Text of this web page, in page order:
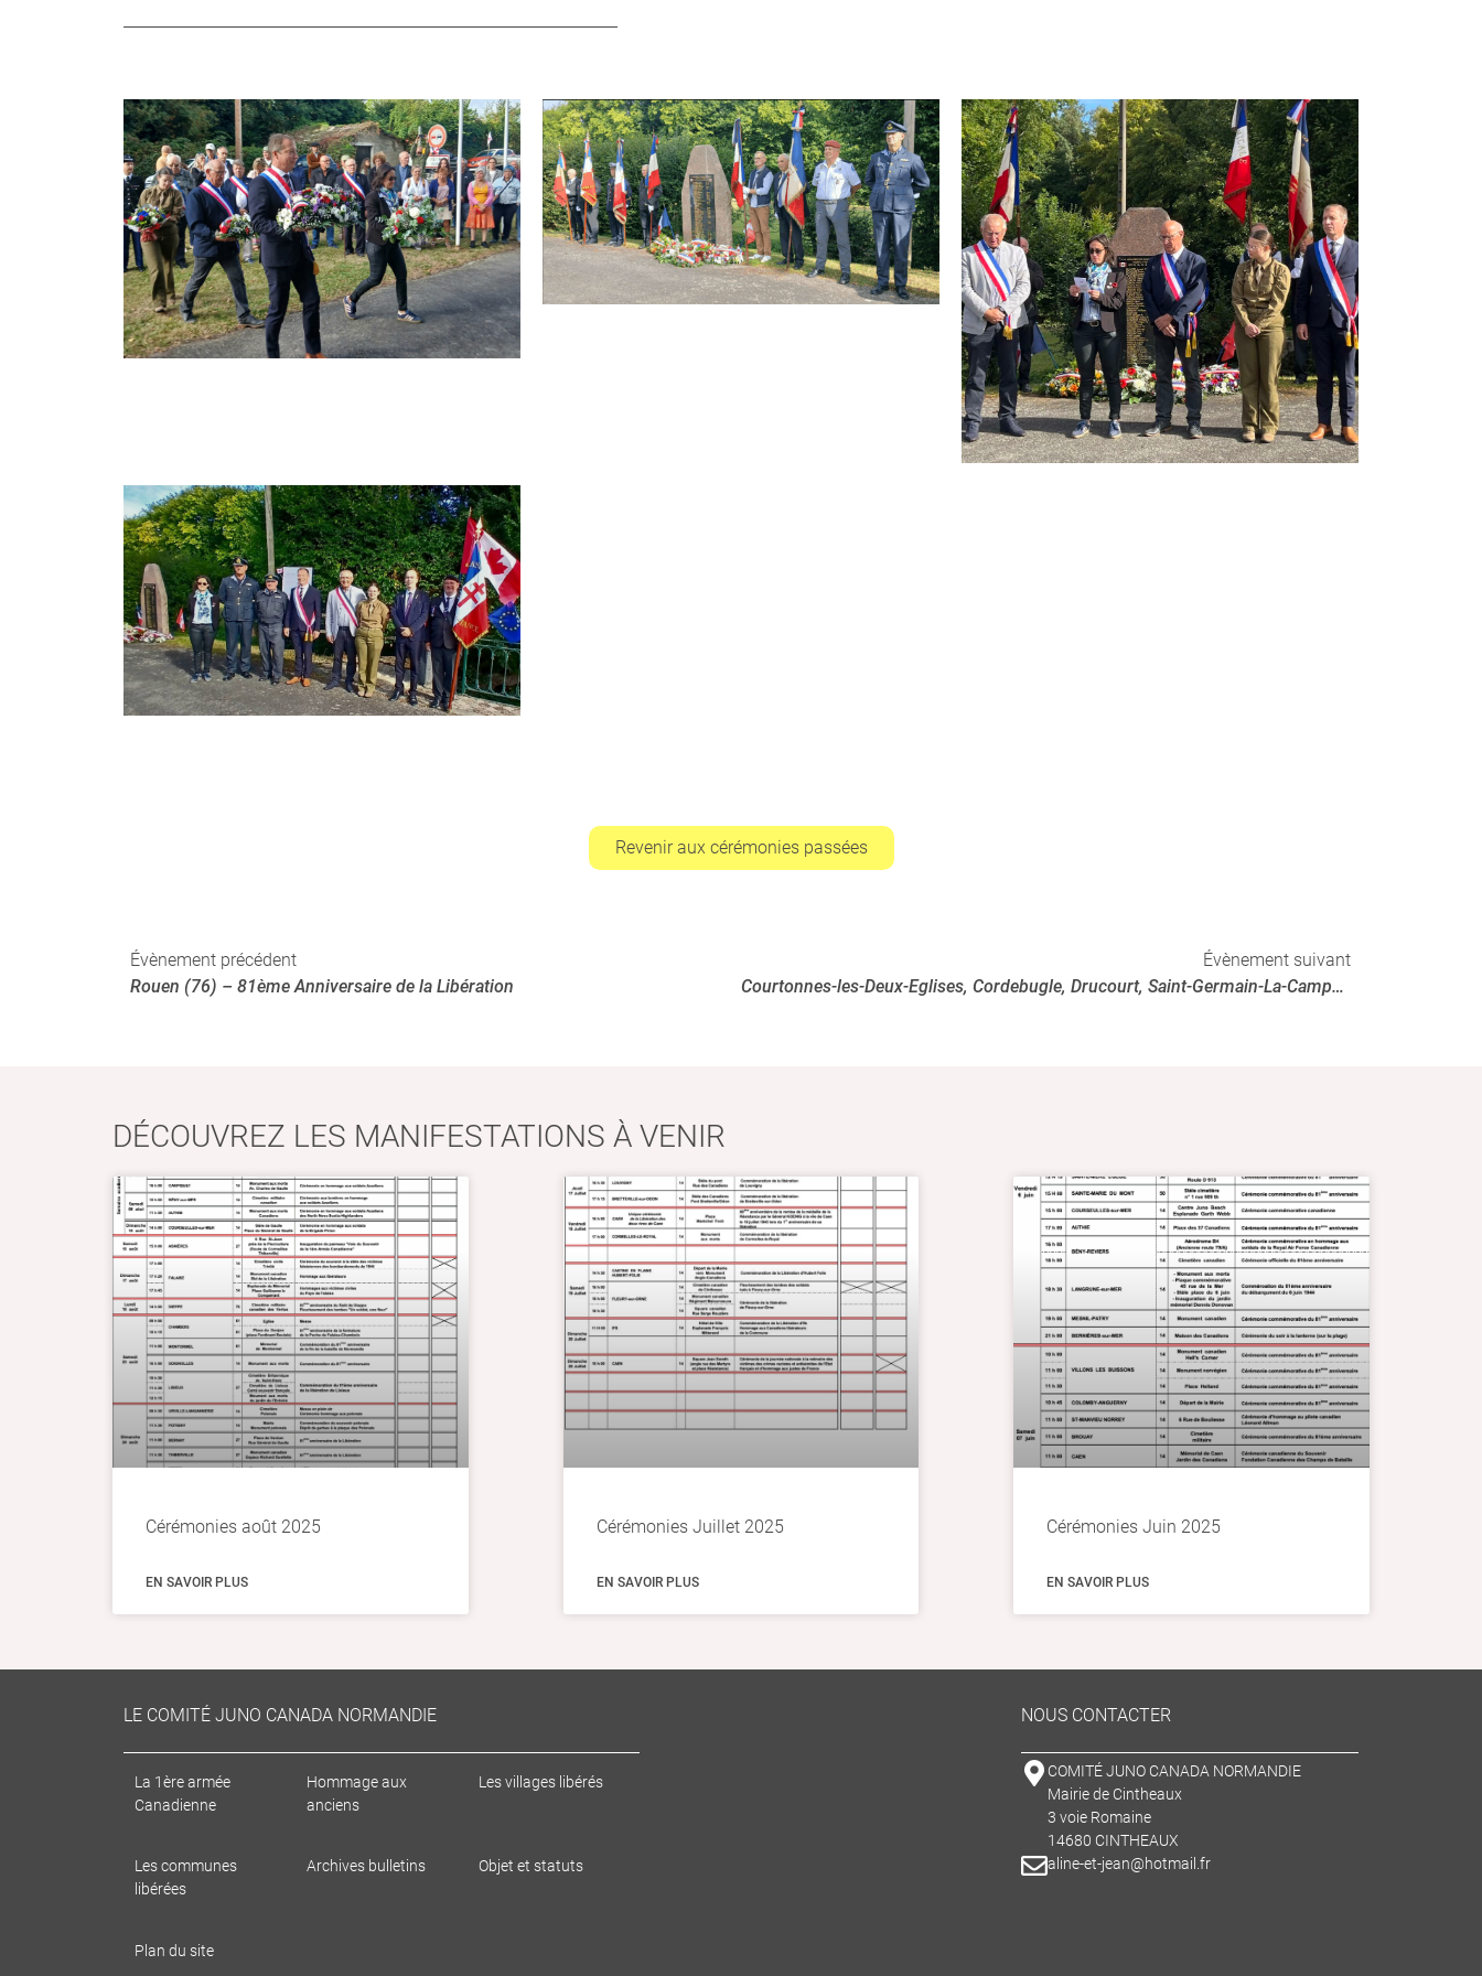
Revenir aux cérémonies passées
Évènement précédent
Rouen (76) – 81ème Anniversaire de la Libération
Évènement suivant
Courtonnes-les-Deux-Eglises, Cordebugle, Drucourt, Saint-Germain-La-Campagne : 81ème Anniversaire de la Libération
DÉCOUVREZ LES MANIFESTATIONS À VENIR
Cérémonies août 2025
EN SAVOIR PLUS
Cérémonies Juillet 2025
EN SAVOIR PLUS
Cérémonies Juin 2025
EN SAVOIR PLUS
LE COMITÉ JUNO CANADA NORMANDIE
La 1ère armée
Canadienne
Hommage aux
anciens
Les villages libérés
Les communes
libérées
Archives bulletins Objet et statuts
Plan du site
NOUS CONTACTER
COMITÉ JUNO CANADA NORMANDIE
Mairie de Cintheaux
3 voie Romaine
14680 CINTHEAUX
aline-et-jean@hotmail.fr